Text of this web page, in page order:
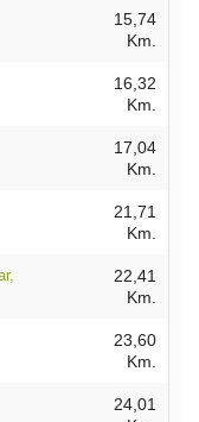
15,74
Km.
16,32
Km.
17,04
Km.
21,71
Km.
22,41
Km.
23,60
Km.
24,01